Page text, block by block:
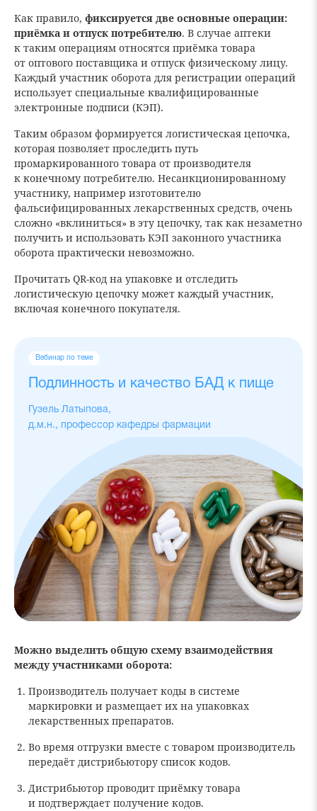
Как правило, фиксируется две основные операции:
приёмка и отпуск потребителю. В случае аптеки
к таким операциям относятся приёмка товара
от оптового поставщика и отпуск физическому лицу.
Каждый участник оборота для регистрации операций
использует специальные квалифицированные
электронные подписи (КЭП).
Таким образом формируется логистическая цепочка,
которая позволяет проследить путь
промаркированного товара от производителя
к конечному потребителю. Несанкционированному
участнику, например изготовителю
фальсифицированных лекарственных средств, очень
сложно «вклиниться» в эту цепочку, так как незаметно
получить и использовать КЭП законного участника
оборота практически невозможно.
Прочитать QR-код на упаковке и отследить
логистическую цепочку может каждый участник,
включая конечного покупателя.
Подлинность и качество БАД к пище
Вебинар по теме
Гузель Латыпова,
д.м.н., профессор кафедры фармации
Можно выделить общую схему взаимодействия
между участниками оборота:
Производитель получает коды в системе
маркировки и размещает их на упаковках
лекарственных препаратов.
Во время отгрузки вместе с товаром производитель
передаёт дистрибьютору список кодов.
Дистрибьютор проводит приёмку товара
и подтверждает получение кодов.